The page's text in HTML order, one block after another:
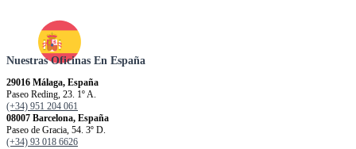
Nuestras Oficinas En España
29016 Málaga, España
Paseo Reding, 23. 1º A.
(+34) 951 204 061
08007 Barcelona, España
Paseo de Gracia, 54. 3º D.
(+34) 93 018 6626